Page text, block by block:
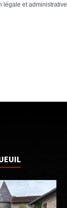
légale et administrative